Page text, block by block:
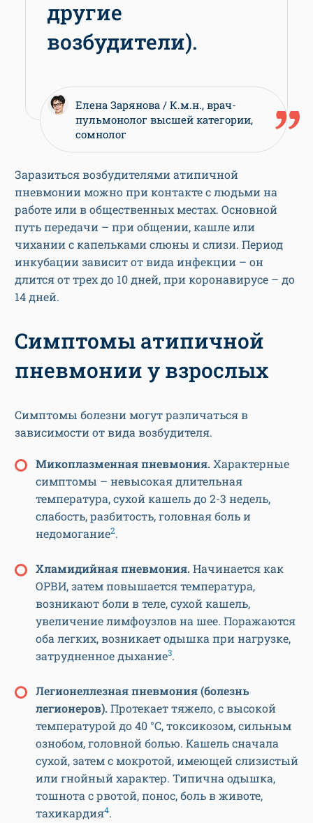
другие
возбудители).
Елена Зарянова
К.м.н., врач-
пульмонолог высшей категории,
сомнолог
Заразиться возбудителями атипичной
пневмонии можно при контакте с людьми на
работе или в общественных местах. Основной
путь передачи – при общении, кашле или
чихании с капельками слюны и слизи. Период
инкубации зависит от вида инфекции – он
длится от трех до 10 дней, при коронавирусе – до
14 дней.
Симптомы атипичной
пневмонии у взрослых
Симптомы болезни могут различаться в
зависимости от вида возбудителя.
Микоплазменная пневмония.Характерные
симптомы – невысокая длительная
температура, сухой кашель до 2-3 недель,
слабость, разбитость, головная боль и
недомогание2.
Хламидийная пневмония.Начинается как
ОРВИ, затем повышается температура,
возникают боли в теле, сухой кашель,
увеличение лимфоузлов на шее. Поражаются
оба легких, возникает одышка при нагрузке,
затрудненное дыхание3.
Легионеллезная пневмония (болезнь
легионеров).Протекает тяжело, с высокой
температурой до 40 °С, токсикозом, сильным
ознобом, головной болью. Кашель сначала
сухой, затем с мокротой, имеющей слизистый
или гнойный характер. Типична одышка,
тошнота с рвотой, понос, боль в животе,
тахикардия4.